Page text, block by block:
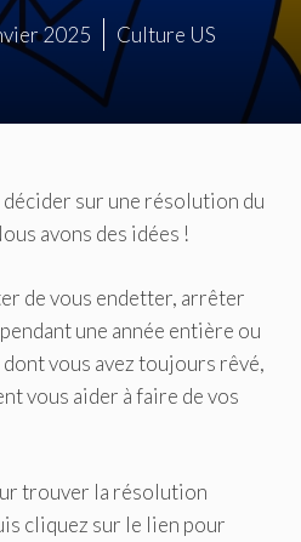
2025 Culture US
décider sur une résolution du
avons des idées !
de vous endetter, arrêter
une année entière ou
vous avez toujours rêvé,
vous aider à faire de vos
trouver la résolution
cliquez sur le lien pour